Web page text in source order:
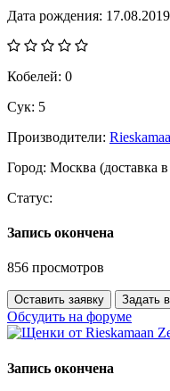
Дата рождения: 17.08.2019
Кобелей: 0
Сук: 5
Производители:
Город: Москва (доставка
Статус:
Запись окончена
856 просмотров
Оставить заявку Задать
Обсудить на форуме
Запись окончена